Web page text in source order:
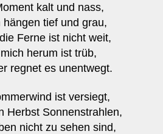
kalt und nass,
hängen tief und grau,
Ferne ist nicht weit,
herum ist trüb,
regnet es unentwegt.
ist versiegt,
Herbst Sonnenstrahlen,
nicht zu sehen sind,